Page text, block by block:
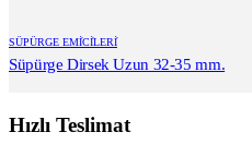
SÜPÜRGE EMİCİLERİ
Süpürge Dirsek Uzun 32-35 mm.
Hızlı Teslimat